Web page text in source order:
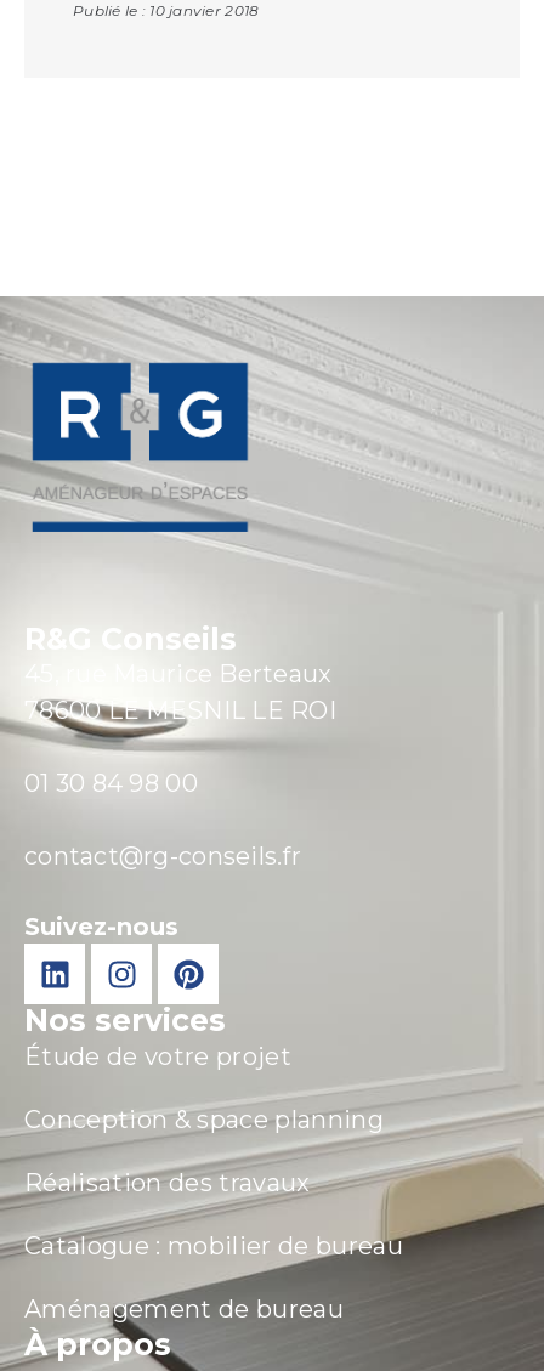
Publié le : 10 janvier 2018
R&G Conseils
45, rue Maurice Berteaux
78600 LE MESNIL LE ROI
01 30 84 98 00
contact@rg-conseils.fr
Suivez-nous
Nos services
Étude de votre projet
Conception & space planning
Réalisation des travaux
Catalogue : mobilier de bureau
Aménagement de bureau
À propos